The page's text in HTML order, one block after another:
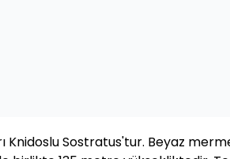
Knidoslu Sostratus'tur. Beyaz